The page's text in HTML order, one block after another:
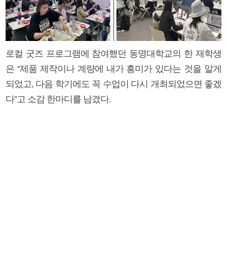
로컬 굿즈 프로그램에 참여했던 동명대학교의 한 재학생
은 “제품 제작이나 계량에 내가 흥미가 있다는 것을 알게
되었고, 다음 학기에도 꼭 수업이 다시 개최되었으면 좋겠
다”고 소감 한마디를 남겼다.